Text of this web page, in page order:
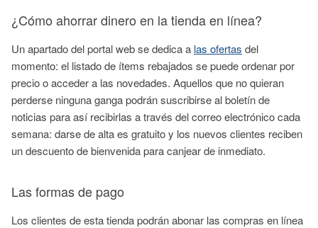
¿Cómo ahorrar dinero en la tienda en línea?
Un apartado del portal web se dedica a las ofertas del
momento: el listado de ítems rebajados se puede ordenar por
precio o acceder a las novedades. Aquellos que no quieran
perderse ninguna ganga podrán suscribirse al boletín de
noticias para así recibirlas a través del correo electrónico cada
semana: darse de alta es gratuito y los nuevos clientes reciben
un descuento de bienvenida para canjear de inmediato.
Las formas de pago
Los clientes de esta tienda podrán abonar las compras en línea